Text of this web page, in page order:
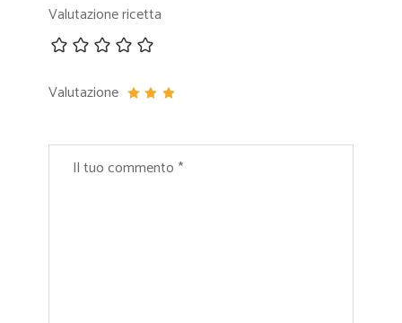
Valutazione ricetta
Valutazione